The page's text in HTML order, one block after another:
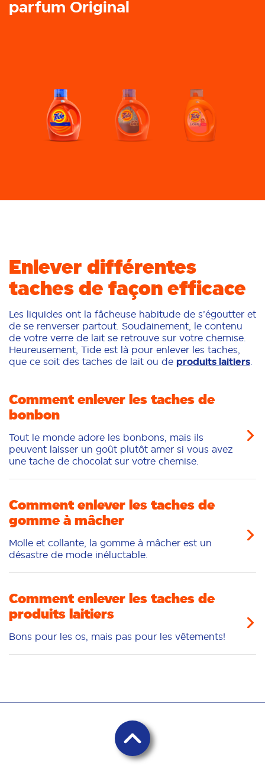
parfum Original
Enlever différentes
taches de façon efficace
Les liquides ont la fâcheuse habitude de s’égoutter et
de se renverser partout. Soudainement, le contenu
de votre verre de lait se retrouve sur votre chemise.
Heureusement, Tide est là pour enlever les taches,
que ce soit des taches de lait ou de produits laitiers
Comment enlever les taches de
bonbon
Tout le monde adore les bonbons, mais ils
peuvent laisser un goût plutôt amer si vous avez
une tache de chocolat sur votre chemise.
Comment enlever les taches de
gomme à mâcher
Molle et collante, la gomme à mâcher est un
désastre de mode inéluctable.
Comment enlever les taches de
produits laitiers
Bons pour les os, mais pas pour les vêtements!
Retour en haut